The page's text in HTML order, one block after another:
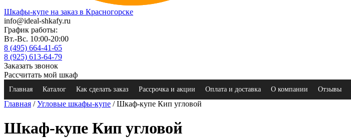
Шкафы-купе на заказ в Красногорске
info@ideal-shkafy.ru
График работы:
Вт.-Вс. 10:00-20:00
8 (495) 664-41-65
8 (925) 613-64-79
Заказать звонок
Рассчитать мой шкаф
Главная Каталог Как сделать заказ Рассрочка и акции Оплата и доставка О компании Отзывы
Главная /Угловые шкафы-купе / Шкаф-купе Кип угловой
Шкаф-купе Кип угловой